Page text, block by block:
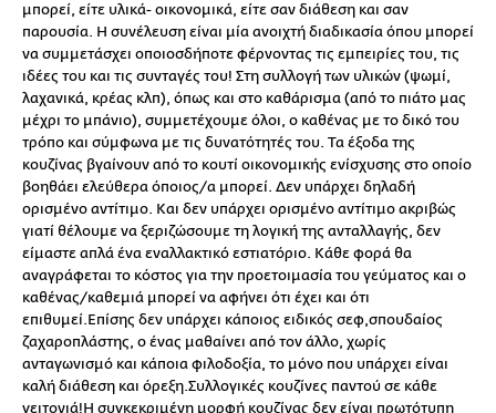
μπορεί, είτε υλικά- οικονομικά, είτε σαν διάθεση και σαν
παρουσία. Η συνέλευση είναι μία ανοιχτή διαδικασία όπου μπορεί
να συμμετάσχει οποιοσδήποτε φέρνοντας τις εμπειρίες του, τις
ιδέες του και τις συνταγές του! Στη συλλογή των υλικών (ψωμί,
λαχανικά, κρέας κλπ), όπως και στο καθάρισμα (από το πιάτο μας
μέχρι το μπάνιο), συμμετέχουμε όλοι, ο καθένας με το δικό του
τρόπο και σύμφωνα με τις δυνατότητές του. Τα έξοδα της
κουζίνας βγαίνουν από το κουτί οικονομικής ενίσχυσης στο οποίο
βοηθάει ελεύθερα όποιος/α μπορεί. Δεν υπάρχει δηλαδή
ορισμένο αντίτιμο. Και δεν υπάρχει ορισμένο αντίτιμο ακριβώς
γιατί θέλουμε να ξεριζώσουμε τη λογική της ανταλλαγής, δεν
είμαστε απλά ένα εναλλακτικό εστιατόριο. Κάθε φορά θα
αναγράφεται το κόστος για την προετοιμασία του γεύματος και ο
καθένας/καθεμιά μπορεί να αφήνει ότι έχει και ότι
επιθυμεί.Επίσης δεν υπάρχει κάποιος ειδικός σεφ,σπουδαίος
ζαχαροπλάστης, ο ένας μαθαίνει από τον άλλο, χωρίς
ανταγωνισμό και κάποια φιλοδοξία, το μόνο που υπάρχει είναι
καλή διάθεση και όρεξη.Συλλογικές κουζίνες παντού σε κάθε
γειτονιά!Η συγκεκριμένη μορφή κουζίνας δεν είναι πρωτότυπη